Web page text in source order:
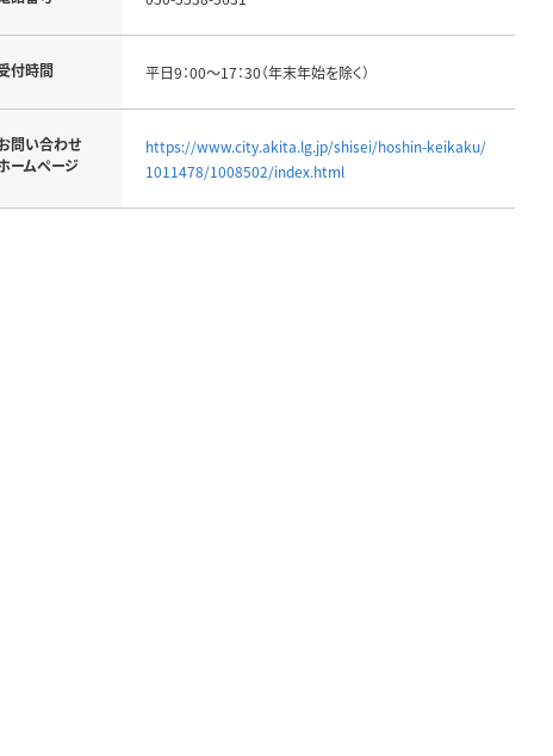
付時間 平日9：00～17：30（年末年始を除く）
問い合わせ
ームページ
https://www.city.akita.lg.jp/shisei/hoshin-keikaku/
1011478/1008502/index.html